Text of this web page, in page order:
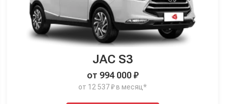
JAC S3
от 994 000 ₽
от 12 537 ₽ в месяц*